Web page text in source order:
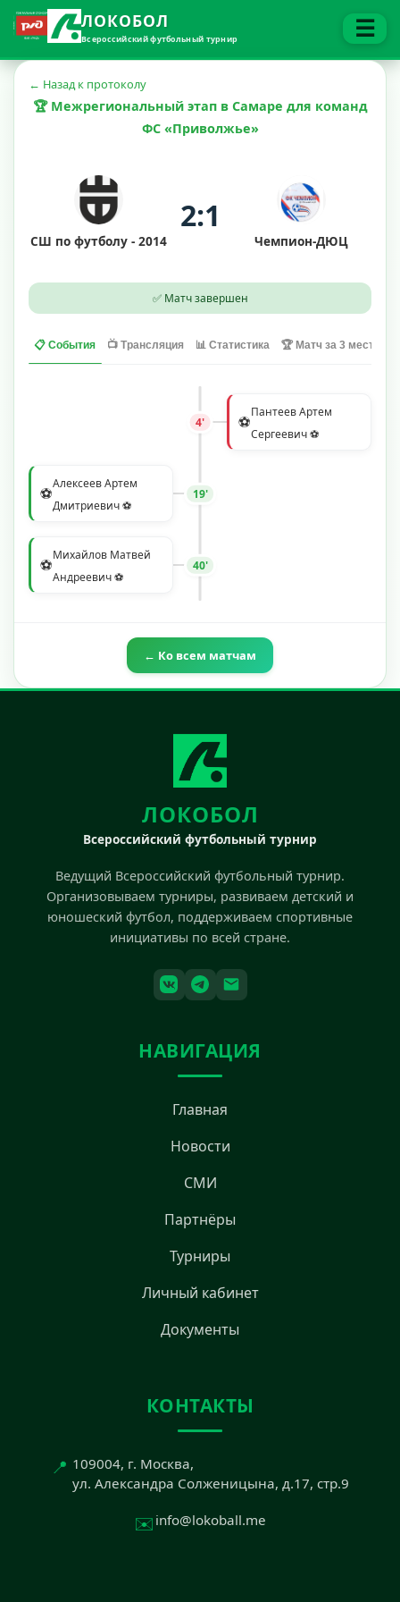
ЛОКОБОЛ
Всероссийский футбольный турнир ☰
← Назад к протоколу
🏆 Межрегиональный этап в Самаре для команд
ФС «Приволжье»
СШ по футболу - 2014
2:1
Чемпион-ДЮЦ
✅ Матч завершен
📋 События 📺 Трансляция 📊 Статистика 🏆 Матч за 3 место
⚽Пантеев Артем
Сергеевич ⚽
4'
⚽Алексеев Артем
Дмитриевич ⚽
19'
⚽Михайлов Матвей
Андреевич ⚽
40'
← Ко всем матчам
ЛОКОБОЛ
Всероссийский футбольный турнир
Ведущий Всероссийский футбольный турнир.
Организовываем турниры, развиваем детский и
юношеский футбол, поддерживаем спортивные
инициативы по всей стране.
НАВИГАЦИЯ
Главная
Новости
СМИ
Партнёры
Турниры
Личный кабинет
Документы
КОНТАКТЫ
📍 109004, г. Москва,
ул. Александра Солженицына, д.17, стр.9
✉️ info@lokoball.me